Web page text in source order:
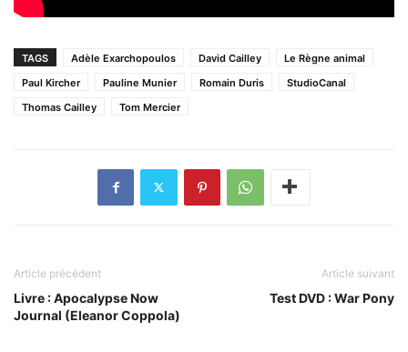
TAGS Adèle Exarchopoulos David Cailley
Le Règne animal
Paul Kircher
Pauline Munier Romain Duris
StudioCanal
Thomas Cailley
Tom Mercier
Article précédent
Livre : Apocalypse Now
Journal (Eleanor Coppola)
Article suivant
Test DVD : War Pony